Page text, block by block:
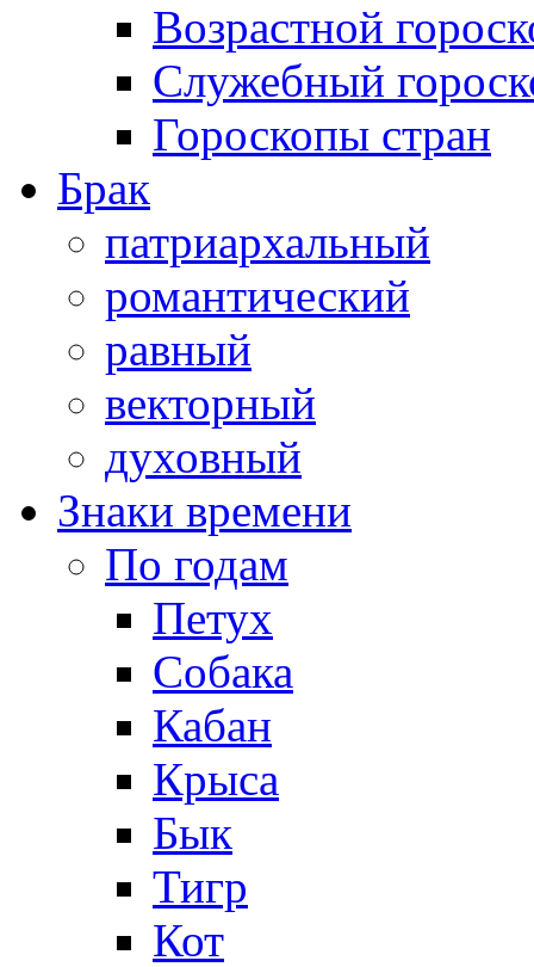
Возрастной
Служебный
Гороскопы стран
Брак
патриархальный
романтический
равный
векторный
духовный
Знаки времени
По годам
Петух
Собака
Кабан
Крыса
Бык
Тигр
Кот